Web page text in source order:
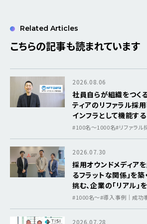
Related Articles
こちらの記事も読まれています
2026.08.06
社員自らが組織をつく
ティアのリファラル採
インフラとして機能す
を軸にした採用基盤
#100名～1000名#リファラル
2026.07.30
採用オウンドメディア
るフラットな関係」を
挑む、企業の「リアル」
#1000名〜#導入事例｜成功
2026.07.28